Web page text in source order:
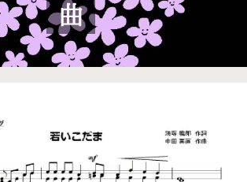
曲